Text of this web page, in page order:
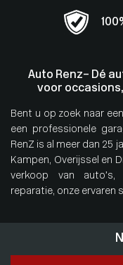
Auto Renz – Dé
voor
Bent u op zoek naar
een professionele
RenZ is al meer dan 25
Kampen, Overijssel en
verkoop van
reparatie, onze ervaren